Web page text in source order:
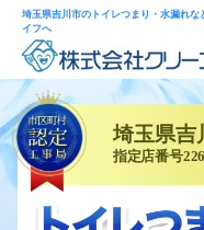
埼玉県吉川市のトイレつまり・水漏れ
イフへ
埼玉県吉
指定店番号226